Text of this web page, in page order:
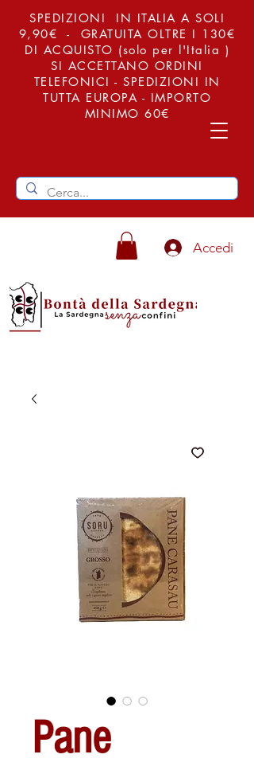
SPEDIZIONI IN ITALIA A SOLI
9,90€ - GRATUITA OLTRE I 130€
DI ACQUISTO (solo per l'Italia )
SI ACCETTANO ORDINI
TELEFONICI - SPEDIZIONI IN
TUTTA EUROPA - IMPORTO
MINIMO 60€
Accedi
Pane